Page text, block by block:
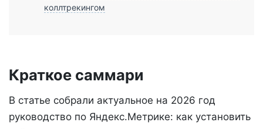
коллтрекингом
Краткое саммари
В статье собрали актуальное на 2026 год
руководство по Яндекс.Метрике: как установить